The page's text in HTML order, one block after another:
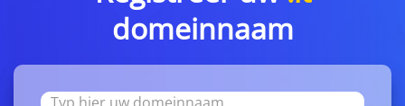
domeinnaam